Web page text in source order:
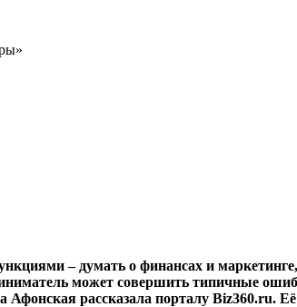
– думать о финансах и
может совершить типичные
Афонская рассказала порталу Biz360.ru.